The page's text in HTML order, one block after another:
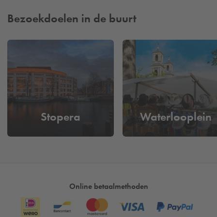
Schouwburg en het Nationaal Holocaustmuseum het Joods
Cultureel Kwartier.
Je ontdekt hoe het was en ís om Joods te zijn in Nederland.
Het museum is ingericht als een huis van een Joodse familie.
Daarnaast maken kinderen in het Joods Museum junior op
een speelse manier kennis met het Joodse leven en de Joodse
tradities. Kinderen kunnen hier broodjes bakken in een
koosjere keuken, Hebreeuws leren in een studeerkamer of
muziek maken in een muziekkamer. In 3 vaste
zien over de geschiedenis en cultuur van Joden in
Verspreid over de vier locaties van het museum kom je door
middel van een vaste collectie schilderijen, ceremoniële
Bezoekdoelen in de buurt
Stopera Waterlooplein
Online betaalmethoden